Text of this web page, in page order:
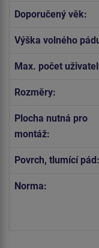
Doporučený věk:
Výška volného
Max. počet
Rozměry:
Plocha nutná pro
montáž:
Povrch, tlumící pád:
Norma: